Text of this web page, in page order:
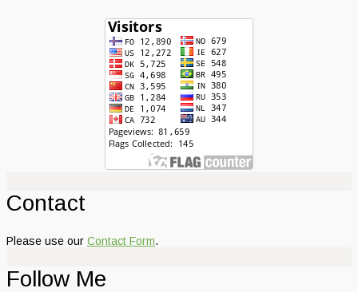
Contact
Please use our Contact Form.
Follow Me